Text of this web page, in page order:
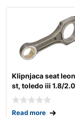
Klipnjaca seat leon
st, toledo iii 1.8/2.0
09.04-
Read more